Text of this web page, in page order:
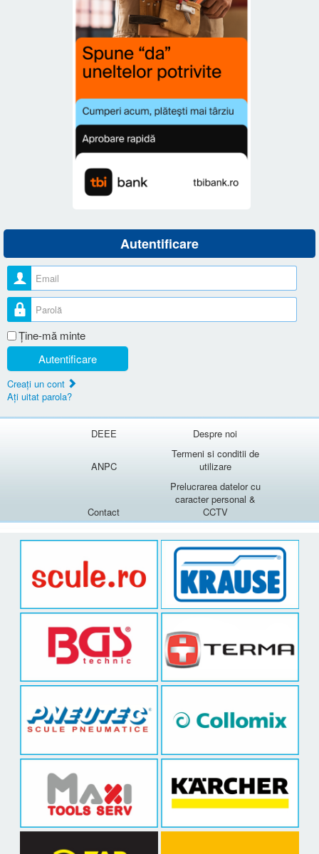
Autentificare
Nume utilizator
Parolă
Ţine-mă minte
Autentificare
Creaţi un cont
Aţi uitat parola?
DEEE Despre noi
ANPC
Termeni si conditii de
utilizare
Contact
Prelucrarea datelor cu
caracter personal &
CCTV